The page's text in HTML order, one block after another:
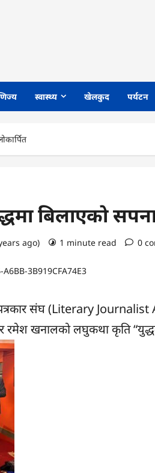
स्वास्थ्य खेलकुद पर्यटन
बिलाएको
ago) 1 minute read 0
पत्रकार संघ (Literary
खनालको लघुकथा कृति